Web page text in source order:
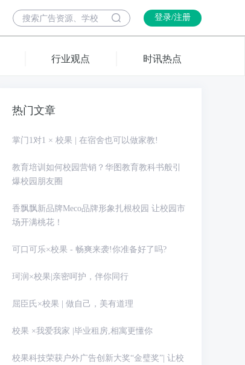
登录/注册
行业观点 时讯热点
热门文章
掌门1对1 × 校果 | 在宿舍也可以做家教!
教育培训如何校园营销？华图教育教科书般引
爆校园朋友圈
香飘飘新品牌Meco品牌形象扎根校园 让校园市
场开满桃花！
可口可乐×校果 - 畅爽来袭!你准备好了吗?
珂润×校果|亲密呵护，伴你同行
屈臣氏×校果 | 做自己，美有道理
校果 ×我爱我家 |毕业租房,相寓更懂你
校果科技荣获户外广告创新大奖“金璧奖”| 让校